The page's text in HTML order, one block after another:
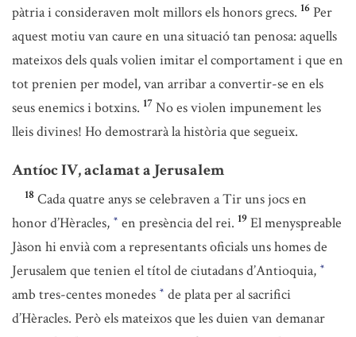
pàtria i consideraven molt millors els honors grecs. 16 Per
aquest motiu van caure en una situació tan penosa: aquells
mateixos dels quals volien imitar el comportament i que en
tot prenien per model, van arribar a convertir-se en els
seus enemics i botxins. 17 No es violen impunement les
lleis divines! Ho demostrarà la història que segueix.
Antíoc IV, aclamat a Jerusalem
18 Cada quatre anys se celebraven a Tir uns jocs en
honor d’Hèracles, * en presència del rei. 19 El menyspreable
Jàson hi envià com a representants oficials uns homes de
Jerusalem que tenien el títol de ciutadans d’Antioquia, *
amb tres-centes monedes * de plata per al sacrifici
d’Hèracles. Però els mateixos que les duien van demanar